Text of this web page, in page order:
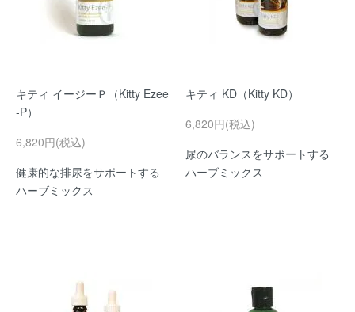
キティ イージーＰ（Kitty Ezee
-P）
6,820円(税込)
健康的な排尿をサポートする
ハーブミックス
キティ KD（Kitty KD）
6,820円(税込)
尿のバランスをサポートする
ハーブミックス